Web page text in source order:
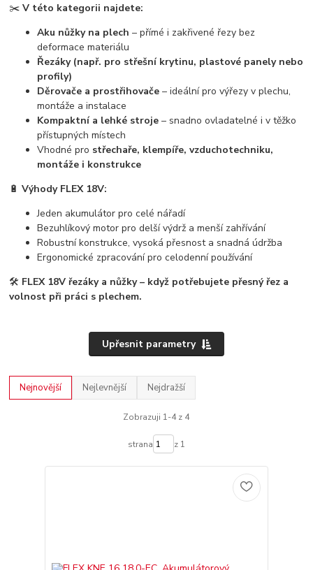
✂️V této kategorii najdete:
Aku nůžky na plech – přímé i zakřivené řezy bez
deformace materiálu
Řezáky (např. pro střešní krytinu, plastové panely nebo
profily)
Děrovače a prostřihovače – ideální pro výřezy v plechu,
montáže a instalace
Kompaktní a lehké stroje – snadno ovladatelné i v těžko
přístupných místech
Vhodné pro střechaře, klempíře, vzduchotechniku,
montáže i konstrukce
🔋Výhody FLEX 18V:
Jeden akumulátor pro celé nářadí
Bezuhlíkový motor pro delší výdrž a menší zahřívání
Robustní konstrukce, vysoká přesnost a snadná údržba
Ergonomické zpracování pro celodenní používání
🛠️ FLEX 18V řezáky a nůžky – když potřebujete přesný řez a
volnost při práci s plechem.
Upřesnit parametry
Nejnovější Nejlevnější Nejdražší
Zobrazuji 1-4 z 4
strana z 1